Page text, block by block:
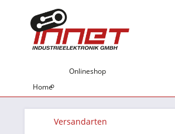
Home
Onlineshop
Versandarten